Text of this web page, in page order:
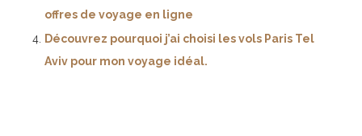
offres de voyage en ligne
Découvrez pourquoi j’ai choisi les vols Paris Tel
Aviv pour mon voyage idéal.